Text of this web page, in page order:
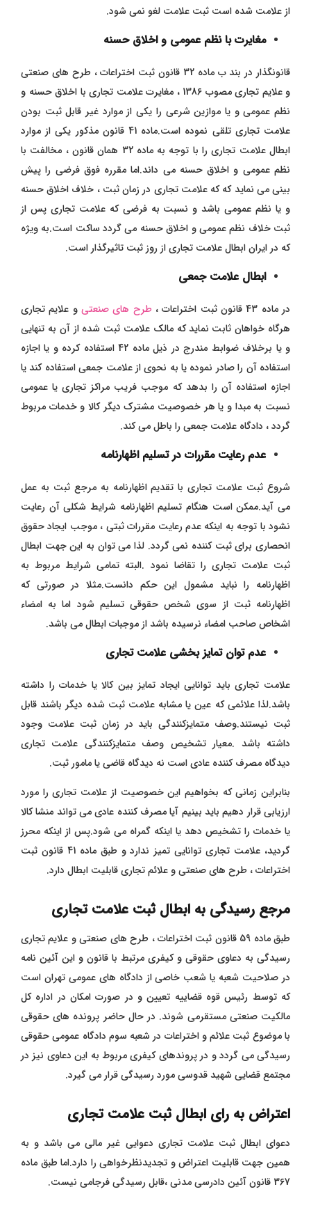
از علامت شده است ثبت علامت لغو نمی شود.
مغایرت با نظم عمومی و اخلاق حسنه
قانونگذار در بند ب ماده 32 قانون ثبت اختراعات ، طرح های صنعتی
و علایم تجاری مصوب 1386 ، مغایرت علامت تجاری با اخلاق حسنه و
نظم عمومی و یا موازین شرعی را یکی از موارد غیر قابل ثبت بودن
علامت تجاری تلقی نموده است.ماده 41 قانون مذکور یکی از موارد
ابطال علامت تجاری را با توجه به ماده 32 همان قانون ، مخالفت با
نظم عمومی و اخلاق حسنه می داند.اما مقرره فوق فرضی را پیش
بینی می نماید که که علامت تجاری در زمان ثبت ، خلاف اخلاق حسنه
و یا نظم عمومی باشد و نسبت به فرضی که علامت تجاری پس از
ثبت خلاف نظم عمومی و اخلاق حسنه می گردد ساکت است.به ویژه
که در ایران ابطال علامت تجاری از روز ثبت تاثیرگذار است.
ابطال علامت جمعی
در ماده 43 قانون ثبت اختراعات ، طرح های صنعتی و علایم تجاری
هرگاه خواهان ثابت نماید که مالک علامت ثبت شده از آن به تنهایی
و یا برخلاف ضوابط مندرج در ذیل ماده 42 استفاده کرده و یا اجازه
استفاده آن را صادر نموده یا به نحوی از علامت جمعی استفاده کند یا
اجازه استفاده آن را بدهد که موجب فریب مراکز تجاری یا عمومی
نسبت به مبدا و یا هر خصوصیت مشترک دیگر کالا و خدمات مربوط
گردد ، دادگاه علامت جمعی را باطل می کند.
عدم رعایت مقررات در تسلیم اظهارنامه
شروع ثبت علامت تجاری با تقدیم اظهارنامه به مرجع ثبت به عمل
می آید.ممکن است هنگام تسلیم اظهارنامه شرایط شکلی آن رعایت
نشود با توجه به اینکه عدم رعایت مقررات ثبتی ، موجب ایجاد حقوق
انحصاری برای ثبت کننده نمی گردد. لذا می توان به این جهت ابطال
ثبت علامت تجاری را تقاضا نمود .البته تمامی شرایط مربوط به
اظهارنامه را نباید مشمول این حکم دانست.مثلا در صورتی که
اظهارنامه ثبت از سوی شخص حقوقی تسلیم شود اما به امضاء
اشخاص صاحب امضاء نرسیده باشد از موجبات ابطال می باشد.
عدم توان تمایز بخشی علامت تجاری
علامت تجاری باید توانایی ایجاد تمایز بین کالا یا خدمات را داشته
باشد.لذا علائمی که عین یا مشابه علامت ثبت شده دیگر باشند قابل
ثبت نیستند.وصف متمایزکنندگی باید در زمان ثبت علامت وجود
داشته باشد .معیار تشخیص وصف متمایزکنندگی علامت تجاری
دیدگاه مصرف کننده عادی است نه دیدگاه قاضی یا مامور ثبت.
بنابراین زمانی که بخواهیم این خصوصیت از علامت تجاری را مورد
ارزیابی قرار دهیم باید بینیم آیا مصرف کننده عادی می تواند منشا کالا
یا خدمات را تشخیص دهد یا اینکه گمراه می شود.پس از اینکه محرز
گردید، علامت تجاری توانایی تمیز ندارد و طبق ماده 41 قانون ثبت
اختراعات ، طرح های صنعتی و علائم تجاری قابلیت ابطال دارد.
مرجع رسیدگی به ابطال ثبت علامت تجاری
طبق ماده 59 قانون ثبت اختراعات ، طرح های صنعتی و علایم تجاری
رسیدگی به دعاوی حقوقی و کیفری مرتبط با قانون و این آئین نامه
در صلاحیت شعبه یا شعب خاصی از دادگاه های عمومی تهران است
که توسط رئیس قوه قضاییه تعیین و در صورت امکان در اداره کل
مالکیت صنعتی مستقرمی شوند. در حال حاضر پرونده های حقوقی
با موضوع ثبت علائم و اختراعات در شعبه سوم دادگاه عمومی حقوقی
رسیدگی می گردد و در پروندهای کیفری مربوط به این دعاوی نیز در
مجتمع قضایی شهید قدوسی مورد رسیدگی قرار می گیرد.
اعتراض به رای ابطال ثبت علامت تجاری
دعوای ابطال ثبت علامت تجاری دعوایی غیر مالی می باشد و به
همین جهت قابلیت اعتراض و تجدیدنظرخواهی را دارد.اما طبق ماده
367 قانون آئین دادرسی مدنی ،قابل رسیدگی فرجامی نیست.